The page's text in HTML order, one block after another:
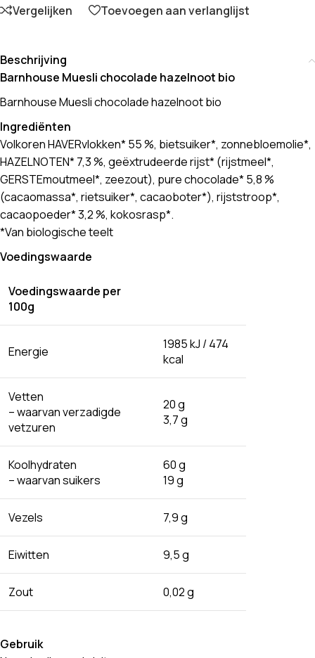
Vergelijken Toevoegen aan verlanglijst
Beschrijving
Barnhouse Muesli chocolade hazelnoot bio
Barnhouse Muesli chocolade hazelnoot bio
Ingrediënten
Volkoren HAVERvlokken* 55 %, bietsuiker*, zonnebloemolie*,
HAZELNOTEN* 7,3 %, geëxtrudeerde rijst* (rijstmeel*,
GERSTEmoutmeel*, zeezout), pure chocolade* 5,8 %
(cacaomassa*, rietsuiker*, cacaoboter*), rijststroop*,
cacaopoeder* 3,2 %, kokosrasp*.
*Van biologische teelt
Voedingswaarde
Voedingswaarde per
100g
Energie
1985 kJ / 474
kcal
Vetten
– waarvan verzadigde
vetzuren
20 g
3,7 g
Koolhydraten
– waarvan suikers
60 g
19 g
Vezels 7,9 g
Eiwitten 9,5 g
Zout 0,02 g
Gebruik